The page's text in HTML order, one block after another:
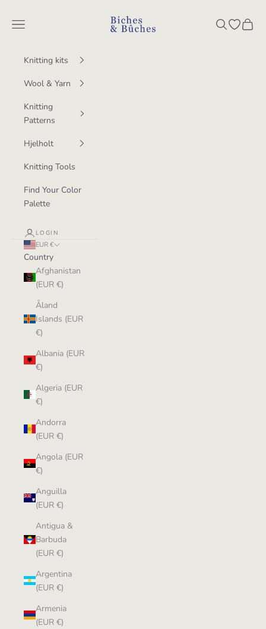
BichesetBuches
Navigation menu SearchOpen
Cart
Knitting kits
Wool & Yarn
Knitting
Patterns
Hjelholt
Knitting Tools
Find Your Color
Palette
LOGIN
EUR €
Country
Afghanistan
(EUR €)
Åland
Islands (EUR
€)
Albania (EUR
€)
Algeria (EUR
€)
Andorra
(EUR €)
Angola (EUR
€)
Anguilla
(EUR €)
Antigua &
Barbuda
(EUR €)
Argentina
(EUR €)
Armenia
(EUR €)